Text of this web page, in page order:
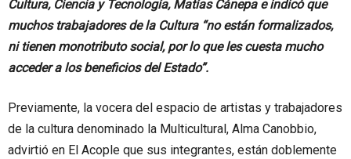
Cultura, Ciencia y Tecnología, Matías Cánepa e indicó que
muchos trabajadores de la Cultura “no están formalizados,
ni tienen monotributo social, por lo que les cuesta mucho
acceder a los beneficios del Estado”.
Previamente, la vocera del espacio de artistas y trabajadores
de la cultura denominado la Multicultural, Alma Canobbio,
advirtió en El Acople que sus integrantes, están doblemente